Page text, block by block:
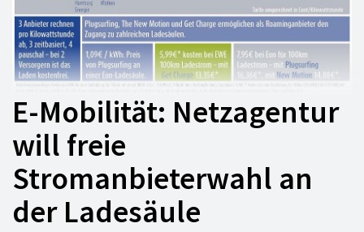
E-Mobilität: Netzagentur
will freie
Stromanbieterwahl an
der Ladesäule